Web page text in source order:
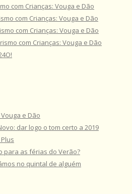
com Crianças: Vouga e Dão
com Crianças: Vouga e Dão
com Crianças: Vouga e Dão
com Crianças: Vouga e Dão
e Dão
dar logo o tom certo a 2019
para as férias do Verão?
no quintal de alguém